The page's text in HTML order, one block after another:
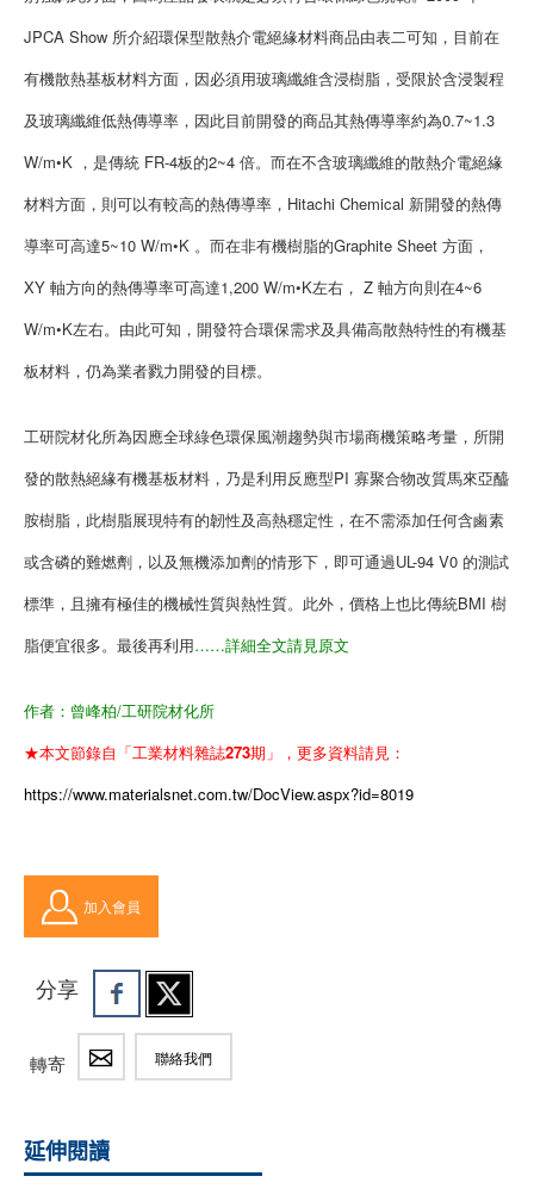
JPCA Show 所介紹環保型散熱介電絕緣材料商品由表二可知，目前在
有機散熱基板材料方面，因必須用玻璃纖維含浸樹脂，受限於含浸製程
及玻璃纖維低熱傳導率，因此目前開發的商品其熱傳導率約為0.7~1.3
W/m•K ，是傳統 FR-4板的2~4 倍。而在不含玻璃纖維的散熱介電絕緣
材料方面，則可以有較高的熱傳導率，Hitachi Chemical 新開發的熱傳
導率可高達5~10 W/m•K 。而在非有機樹脂的Graphite Sheet 方面，
XY 軸方向的熱傳導率可高達1,200 W/m•K左右， Z 軸方向則在4~6
W/m•K左右。由此可知，開發符合環保需求及具備高散熱特性的有機基
板材料，仍為業者戮力開發的目標。
工研院材化所為因應全球綠色環保風潮趨勢與市場商機策略考量，所開
發的散熱絕緣有機基板材料，乃是利用反應型PI 寡聚合物改質馬來亞醯
胺樹脂，此樹脂展現特有的韌性及高熱穩定性，在不需添加任何含鹵素
或含磷的難燃劑，以及無機添加劑的情形下，即可通過UL-94 V0 的測試
標準，且擁有極佳的機械性質與熱性質。此外，價格上也比傳統BMI 樹
脂便宜很多。最後再利用……詳細全文請見原文
作者：曾峰柏/工研院材化所
★本文節錄自「工業材料雜誌273期」，更多資料請見：
https://www.materialsnet.com.tw/DocView.aspx?id=8019
加入會員
分享
轉寄 聯絡我們
延伸閱讀